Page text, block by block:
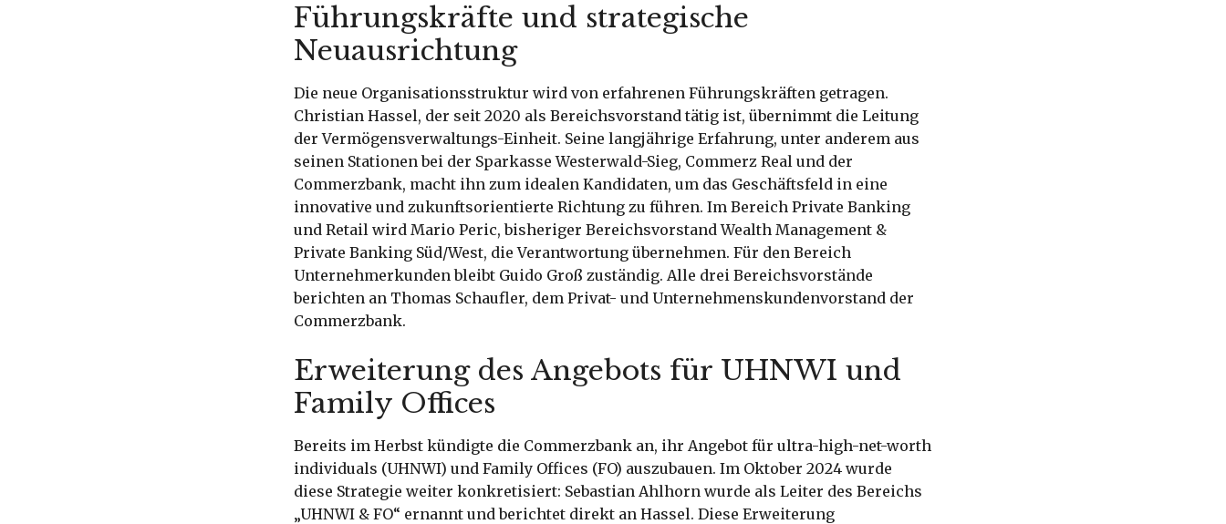
Führungskräfte und strategische
Neuausrichtung
Die neue Organisationsstruktur wird von erfahrenen Führungskräften getragen.
Christian Hassel, der seit 2020 als Bereichsvorstand tätig ist, übernimmt die Leitung
der Vermögensverwaltungs-Einheit. Seine langjährige Erfahrung, unter anderem aus
seinen Stationen bei der Sparkasse Westerwald-Sieg, Commerz Real und der
Commerzbank, macht ihn zum idealen Kandidaten, um das Geschäftsfeld in eine
innovative und zukunftsorientierte Richtung zu führen. Im Bereich Private Banking
und Retail wird Mario Peric, bisheriger Bereichsvorstand Wealth Management &
Private Banking Süd/West, die Verantwortung übernehmen. Für den Bereich
Unternehmerkunden bleibt Guido Groß zuständig. Alle drei Bereichsvorstände
berichten an Thomas Schaufler, dem Privat- und Unternehmenskundenvorstand der
Commerzbank.
Erweiterung des Angebots für UHNWI und
Family Offices
Bereits im Herbst kündigte die Commerzbank an, ihr Angebot für ultra-high-net-worth
individuals (UHNWI) und Family Offices (FO) auszubauen. Im Oktober 2024 wurde
diese Strategie weiter konkretisiert: Sebastian Ahlhorn wurde als Leiter des Bereichs
„UHNWI & FO“ ernannt und berichtet direkt an Hassel. Diese Erweiterung